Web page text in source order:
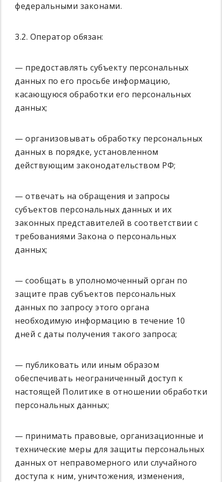
федеральными законами.
3.2. Оператор обязан:
— предоставлять субъекту персональных
данных по его просьбе информацию,
касающуюся обработки его персональных
данных;
— организовывать обработку персональных
данных в порядке, установленном
действующим законодательством РФ;
— отвечать на обращения и запросы
субъектов персональных данных и их
законных представителей в соответствии с
требованиями Закона о персональных
данных;
— сообщать в уполномоченный орган по
защите прав субъектов персональных
данных по запросу этого органа
необходимую информацию в течение 10
дней с даты получения такого запроса;
— публиковать или иным образом
обеспечивать неограниченный доступ к
настоящей Политике в отношении обработки
персональных данных;
— принимать правовые, организационные и
технические меры для защиты персональных
данных от неправомерного или случайного
доступа к ним, уничтожения, изменения,